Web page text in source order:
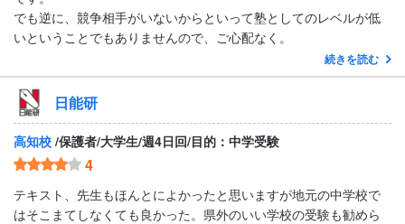
でも逆に、競争相手がいないからといって塾としてのレベルが低
いということでもありませんので、ご心配なく。
続きを読む
日能研
高知校 /保護者/大学生/週4日回/目的：中学受験
4
テキスト、先生もほんとによかったと思いますが地元の中学校で
はそこまてしなくても良かった。県外のいい学校の受験も勧めら